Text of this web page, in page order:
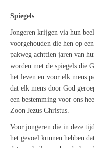
Spiegels
Jongeren krijgen via hun
voorgehouden die hen op
pakweg achttien jaren van
worden met de spiegels die
het leven en voor elk mens
dat elk mens door God
een bestemming voor ons
Zoon Jezus Christus.
Voor jongeren die in deze
het gevoel kunnen hebben